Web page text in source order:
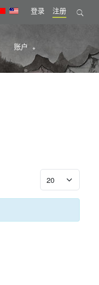
注册
登录
账户